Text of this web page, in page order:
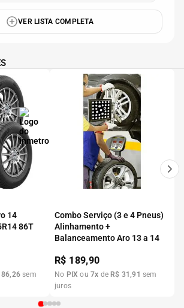
VER LISTA COMPLETA
14
86T
86,26 sem
Combo Serviço (3 e 4 Pneus)
Alinhamento +
Balanceamento Aro 13 a 14
R$ 189,90
No PIX ou7x de R$ 31 ,91 sem
juros